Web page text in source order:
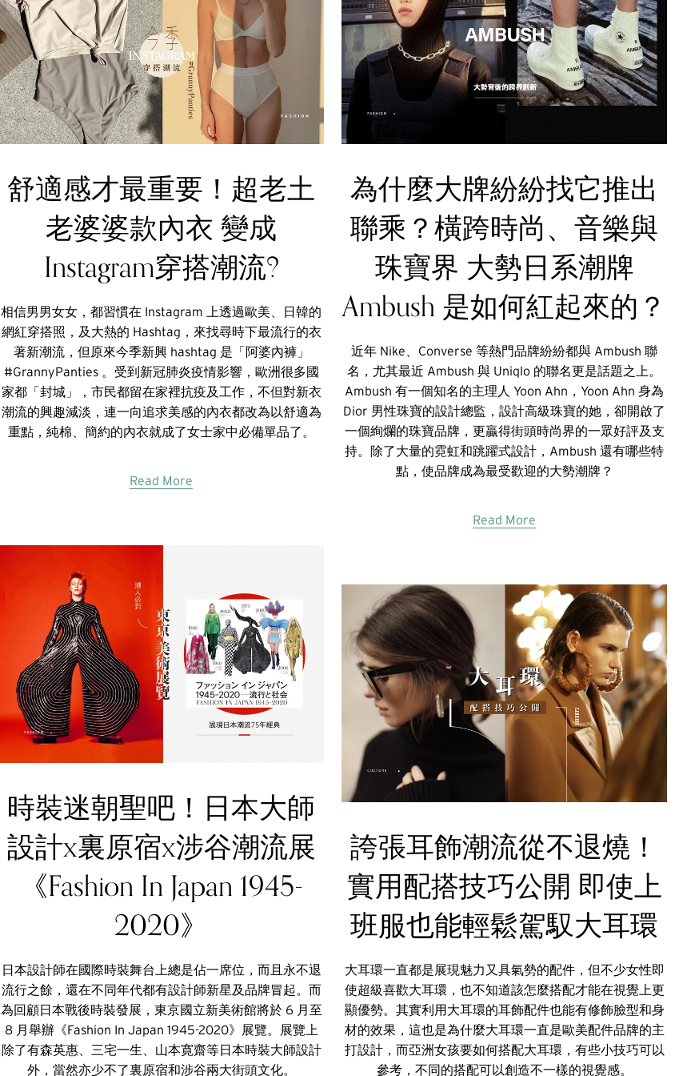
舒適感才最重要！超老土
老婆婆款內衣 變成
Instagram穿搭潮流?
相信男男女女，都習慣在 Instagram 上透過歐美、日韓的
網紅穿搭照，及大熱的 Hashtag，來找尋時下最流行的衣
著新潮流，但原來今季新興 hashtag 是「阿婆內褲」
#GrannyPanties 。受到新冠肺炎疫情影響，歐洲很多國
家都「封城」，市民都留在家裡抗疫及工作，不但對新衣
潮流的興趣減淡，連一向追求美感的內衣都改為以舒適為
重點，純棉、簡約的內衣就成了女士家中必備單品了。
Read More
為什麼大牌紛紛找它推出
聯乘？橫跨時尚、音樂與
珠寶界 大勢日系潮牌
Ambush 是如何紅起來的？
近年 Nike、Converse 等熱門品牌紛紛都與 Ambush 聯
名，尤其最近 Ambush 與 Uniqlo 的聯名更是話題之上。
Ambush 有一個知名的主理人 Yoon Ahn，Yoon Ahn 身為
Dior 男性珠寶的設計總監，設計高級珠寶的她，卻開啟了
一個絢爛的珠寶品牌，更贏得街頭時尚界的一眾好評及支
持。除了大量的霓虹和跳躍式設計，Ambush 還有哪些特
點，使品牌成為最受歡迎的大勢潮牌？
Read More
時裝迷朝聖吧！日本大師
設計x裏原宿x涉谷潮流展
《Fashion In Japan 1945-
2020》
日本設計師在國際時裝舞台上總是佔一席位，而且永不退
流行之餘，還在不同年代都有設計師新星及品牌冒起。而
為回顧日本戰後時裝發展，東京國立新美術館將於 6 月至
8 月舉辦《Fashion In Japan 1945-2020》展覽。展覽上
除了有森英惠、三宅一生、山本寛齋等日本時裝大師設計
外，當然亦少不了裏原宿和涉谷兩大街頭文化。
誇張耳飾潮流從不退燒！
實用配搭技巧公開 即使上
班服也能輕鬆駕馭大耳環
大耳環一直都是展現魅力又具氣勢的配件，但不少女性即
使超級喜歡大耳環，也不知道該怎麼搭配才能在視覺上更
顯優勢。其實利用大耳環的耳飾配件也能有修飾臉型和身
材的效果，這也是為什麼大耳環一直是歐美配件品牌的主
打設計，而亞洲女孩要如何搭配大耳環，有些小技巧可以
參考，不同的搭配可以創造不一樣的視覺感。